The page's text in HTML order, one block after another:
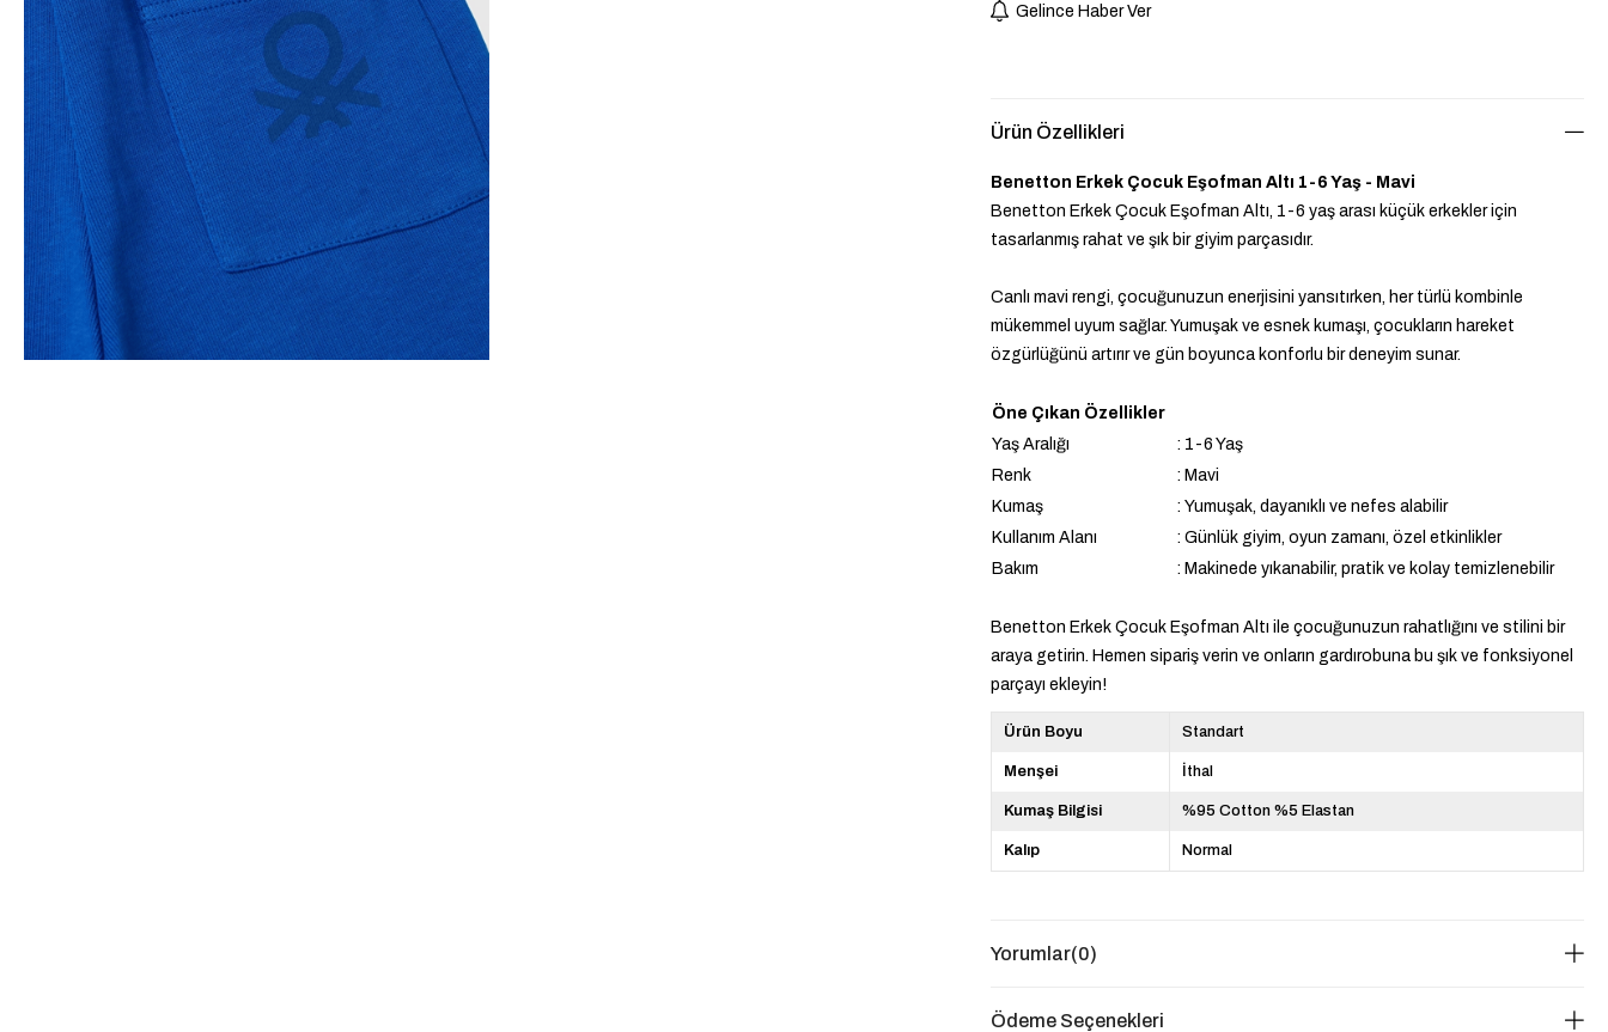
Gelince Haber Ver
Ürün Özellikleri
Benetton Erkek Çocuk Eşofman Altı 1-6 Yaş - Mavi
Benetton Erkek Çocuk Eşofman Altı, 1-6 yaş arası küçük erkekler için
tasarlanmış rahat ve şık bir giyim parçasıdır.
Canlı mavi rengi, çocuğunuzun enerjisini yansıtırken, her türlü kombinle
mükemmel uyum sağlar. Yumuşak ve esnek kumaşı, çocukların hareket
özgürlüğünü artırır ve gün boyunca konforlu bir deneyim sunar.
Öne Çıkan Özellikler
Yaş Aralığı
: 1-6 Yaş
Renk
: Mavi
Kumaş
: Yumuşak, dayanıklı ve nefes alabilir
Kullanım Alanı
: Günlük giyim, oyun zamanı, özel etkinlikler
Bakım
: Makinede yıkanabilir, pratik ve kolay temizlenebilir
Benetton Erkek Çocuk Eşofman Altı ile çocuğunuzun rahatlığını ve stilini bir
araya getirin. Hemen sipariş verin ve onların gardırobuna bu şık ve fonksiyonel
parçayı ekleyin!
Ürün Boyu Standart
Menşei İthal
Kumaş Bilgisi %95 Cotton %5 Elastan
Kalıp Normal
Yorumlar(0)
Ödeme Seçenekleri